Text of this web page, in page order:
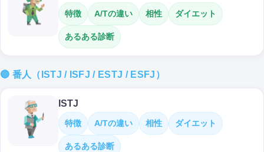
特徴 A/Tの違い 相性 ダイエット
あるある診断
🔵 番人（ISTJ / ISFJ / ESTJ / ESFJ）
ISTJ
特徴 A/Tの違い 相性 ダイエット
あるある診断